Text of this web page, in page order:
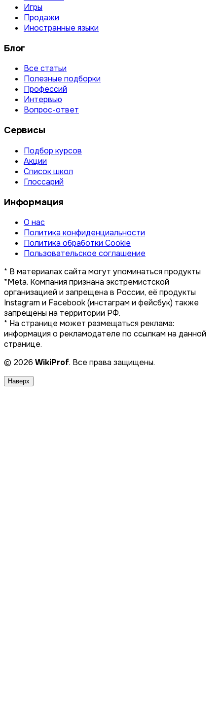
Игры
Продажи
Иностранные языки
Блог
Все статьи
Полезные подборки
Профессий
Интервью
Вопрос-ответ
Сервисы
Подбор курсов
Акции
Список школ
Глоссарий
Информация
О нас
Политика конфиденциальности
Политика обработки Cookie
Пользовательское соглашение
* В материалах сайта могут упоминаться продукты
*Meta. Компания признана экстремистской
организацией и запрещена в России, её продукты
Instagram и Facebook (инстаграм и фейсбук) также
запрещены на территории РФ.
* На странице может размещаться реклама:
информация о рекламодателе по ссылкам на данной
странице.
© 2026 WikiProf. Все права защищены.
Наверх